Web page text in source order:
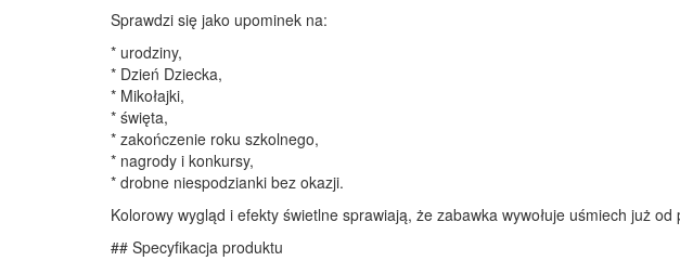
Sprawdzi się jako upominek na:
* urodziny,
* Dzień Dziecka,
* Mikołajki,
* święta,
* zakończenie roku szkolnego,
* nagrody i konkursy,
* drobne niespodzianki bez okazji.
Kolorowy wygląd i efekty świetlne sprawiają, że zabawka wywołuje uśmiech już
## Specyfikacja produktu